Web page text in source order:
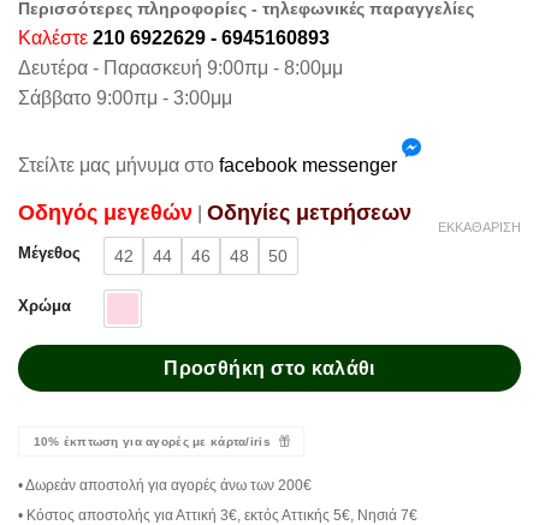
Περισσότερες πληροφορίες - τηλεφωνικές παραγγελίες
Καλέστε 210 6922629 - 6945160893
Δευτέρα - Παρασκευή 9:00πμ - 8:00μμ
Σάββατο 9:00πμ - 3:00μμ
Στείλτε μας μήνυμα στο facebook messenger
Oδηγός μεγεθών Oδηγίες μετρήσεων
Μέγεθος 42 44 46 48 50
Χρώμα
ΕΚΚΑΘΆΡΙΣΗ
Προσθήκη στο καλάθι
10% έκπτωση για αγορές με κάρτα/iris
• Δωρεάν αποστολή για αγορές άνω των 200€
• Κόστος αποστολής για Αττική 3€, εκτός Αττικής 5€, Νησιά 7€